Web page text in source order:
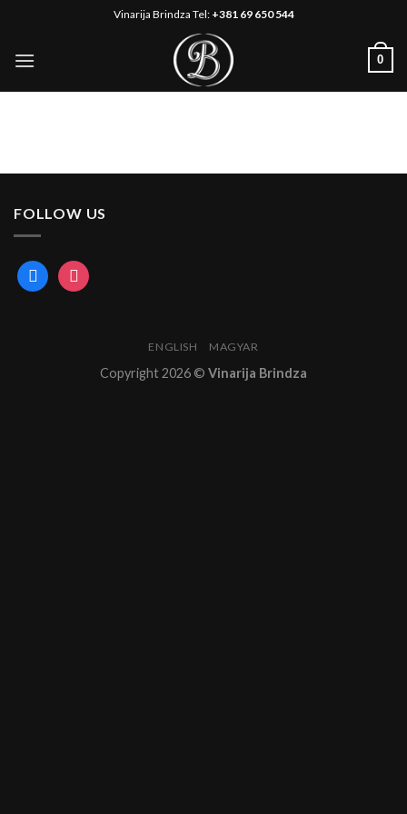
sadržaj
Vinarija Brindza Tel: +381 69 650 544
0
FOLLOW US
facebookinstagram
ENGLISH MAGYAR
Copyright 2026 © Vinarija Brindza